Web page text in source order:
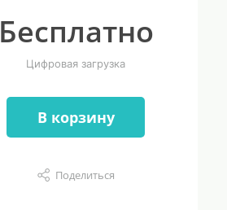
Бесплатно
Цифровая загрузка
В корзину
Поделиться